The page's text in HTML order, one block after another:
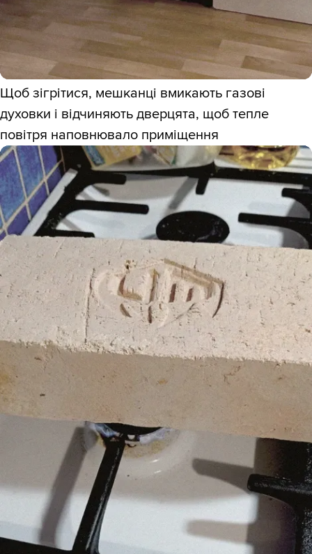
Щоб зігрітися, мешканці вмикають газові
духовки і відчиняють дверцята, щоб тепле
повітря наповнювало приміщення